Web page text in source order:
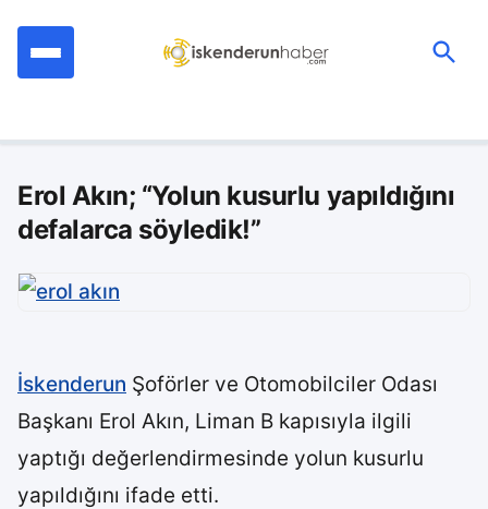
Erol Akın; “Yolun kusurlu yapıldığını
defalarca söyledik!”
İskenderun Şoförler ve Otomobilciler Odası
Başkanı Erol Akın, Liman B kapısıyla ilgili
yaptığı değerlendirmesinde yolun kusurlu
yapıldığını ifade etti.